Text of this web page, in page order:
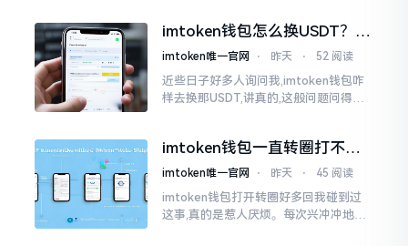
同一个物品
imtoken钱包怎么换USDT？这
几种方法你得知道
imtoken唯一官网 ⋅ 昨天 ⋅ 52 阅读
近些日子好多人询问我,imtoken钱包咋
样去换那USDT,讲真的,这般问题问得很
imtoken钱包一直转圈打不开
解决办法分享
imtoken唯一官网 ⋅ 昨天 ⋅ 45 阅读
imtoken钱包打开转圈好多回我碰到过
这事,真的是惹人厌烦。每次兴冲冲地开